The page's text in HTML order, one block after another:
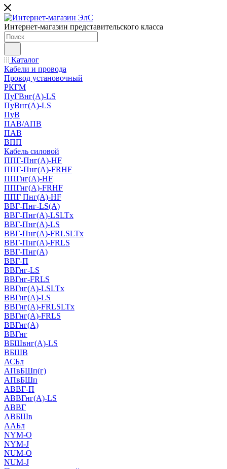
Интернет-магазин представительского класса
Каталог
Кабели и провода
Провод установочный
РКГМ
ПуГВнг(А)-LS
ПуВнг(А)-LS
ПуВ
ПАВ/АПВ
ПАВ
ВПП
Кабель силовой
ППГ-Пнг(А)-HF
ППГ-Пнг(А)-FRHF
ППГнг(А)-HF
ППГнг(А)-FRHF
ППГ Пнг(А)-HF
ВВГ-Пнг-LS(А)
ВВГ-Пнг(А)-LSLTx
ВВГ-Пнг(А)-LS
ВВГ-Пнг(А)-FRLSLTx
ВВГ-Пнг(А)-FRLS
ВВГ-Пнг(А)
ВВГ-П
ВВГнг-LS
ВВГнг-FRLS
ВВГнг(А)-LSLTx
ВВГнг(А)-LS
ВВГнг(А)-FRLSLTx
ВВГнг(А)-FRLS
ВВГнг(А)
ВВГнг
ВБШвнг(А)-LS
ВБШВ
АСБл
АПвБШп(г)
АПвБШп
АВВГ-П
АВВГнг(А)-LS
АВВГ
АВБШв
ААБл
NYM-O
NYM-J
NUM-О
NUM-J